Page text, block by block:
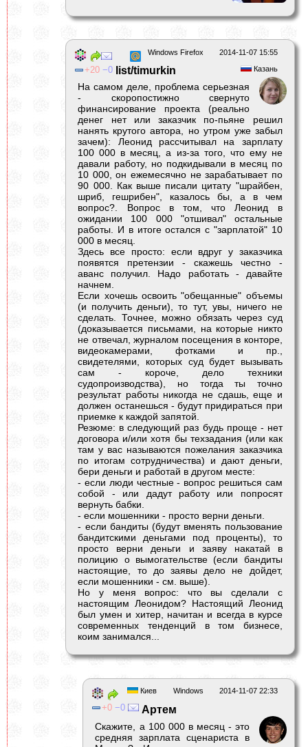
2014-11-07 15:55
Windows Firefox
Казань
20 0 list/timurkin
На самом деле, проблема серьезная
- скоропостижно свернуто
финансирование проекта (реально
денег нет или заказчик по-пьяне решил
нанять крутого автора, но утром уже забыл
зачем): Леонид рассчитывал на зарплату
100 000 в месяц, а из-за того, что ему не
давали работу, но подкидывали в месяц по
10 000, он ежемесячно не зарабатывает по
90 000. Как выше писали цитату "шрайбен,
шриб, гешрибен", казалось бы, а в чем
вопрос?. Вопрос в том, что Леонид в
ожидании 100 000 "отшивал" остальные
работы. И в итоге остался с "зарплатой" 10
000 в месяц.
Здесь все просто: если вдруг у заказчика
появятся претензии - скажешь честно -
аванс получил. Надо работать - давайте
начнем.
Если хочешь освоить "обещанные" объемы
(и получить деньги), то тут, увы, ничего не
сделать. Точнее, можно обязать через суд
(доказывается письмами, на которые никто
не отвечал, журналом посещения в конторе,
видеокамерами, фотками и пр.,
свидетелями, которых суд будет вызывать
сам - короче, дело техники
судопроизводства), но тогда ты точно
результат работы никогда не сдашь, еще и
должен останешься - будут придираться при
приемке к каждой запятой.
Резюме: в следующий раз будь проще - нет
договора и/или хотя бы техзадания (или как
там у вас называются пожелания заказчика
по итогам сотрудничества) и дают деньги,
бери деньги и работай в другом месте:
- если люди честные - вопрос решиться сам
собой - или дадут работу или попросят
вернуть бабки.
- если мошенники - просто верни деньги.
- если бандиты (будут вменять пользование
бандитскими деньгами под проценты), то
просто верни деньги и заяву накатай в
полицию о вымогательстве (если бандиты
настоящие, то до заявы дело не дойдет,
если мошенники - см. выше).
Но у меня вопрос: что вы сделали с
настоящим Леонидом? Настоящий Леонид
был умен и хитер, начитан и всегда в курсе
современных тенденций в том бизнесе,
коим занимался...
2014-11-07 22:33
Windows
Киев
0 0 Артем
Скажите, а 100 000 в месяц - это
средняя зарплата сценариста в